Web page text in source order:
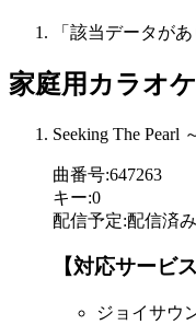
「該当データがあ
家庭用カラオケ
Seeking The Pearl
曲番号:647263
キー:0
配信予定:配信済み
【対応サービス
ジョイサウ